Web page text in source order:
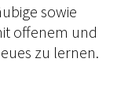
sowie
offenem und
zu lernen.